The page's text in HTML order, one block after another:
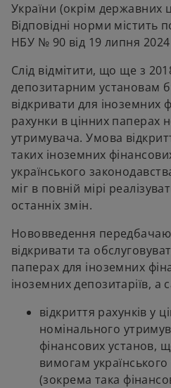
України (окрім державних
Відповідні норми містить
НБУ № 90 від 19 липня
Слід відмітити, що ще з
депозитарним установам
відкривати для іноземних
рахунки в цінних паперах
утримувача. Умова
таких іноземних
українського
міг в повній мірі
останніх змін.
Нововведення
відкривати та
паперах для іноземних
іноземних депозитаріїв, а
відкриття рахунків у
номінального
фінансових установ,
вимогам
(зокрема така